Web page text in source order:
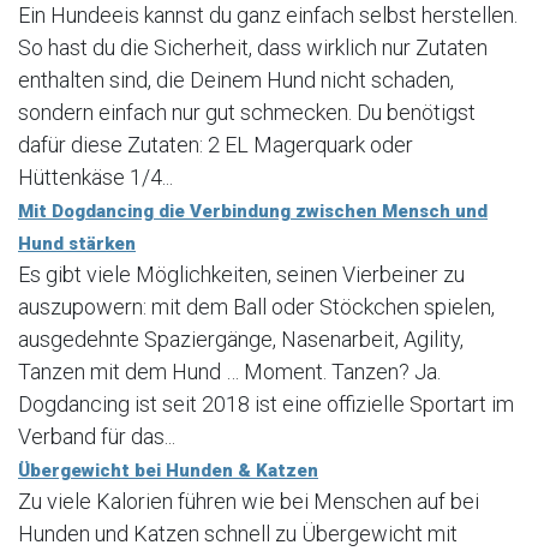
Ein Hundeeis kannst du ganz einfach selbst herstellen.
So hast du die Sicherheit, dass wirklich nur Zutaten
enthalten sind, die Deinem Hund nicht schaden,
sondern einfach nur gut schmecken. Du benötigst
dafür diese Zutaten: 2 EL Magerquark oder
Hüttenkäse 1/4...
Mit Dogdancing die Verbindung zwischen Mensch und
Hund stärken
Es gibt viele Möglichkeiten, seinen Vierbeiner zu
auszupowern: mit dem Ball oder Stöckchen spielen,
ausgedehnte Spaziergänge, Nasenarbeit, Agility,
Tanzen mit dem Hund … Moment. Tanzen? Ja.
Dogdancing ist seit 2018 ist eine offizielle Sportart im
Verband für das...
Übergewicht bei Hunden & Katzen
Zu viele Kalorien führen wie bei Menschen auf bei
Hunden und Katzen schnell zu Übergewicht mit